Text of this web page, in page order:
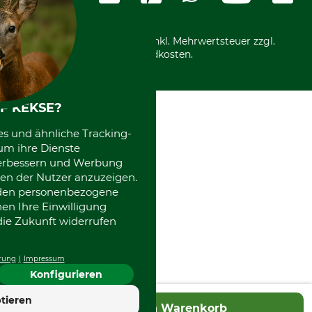
In den Warenkorb
Nachhaltigkeit
Entsorgung und Umwelt
Datenschutz Print
Motorgeräteshop
Über uns
Community
International
Kooperationen
Alle Preise in Euro und inkl. Mehrwertsteuer zzgl.
Versandkosten.
KEKSE?
und ähnliche Tracking-
ihre Dienste
und Werbung
der Nutzer anzuzeigen.
personenbezogene
Ihre Einwilligung
Zukunft widerrufen
Impressum
Konfigurieren